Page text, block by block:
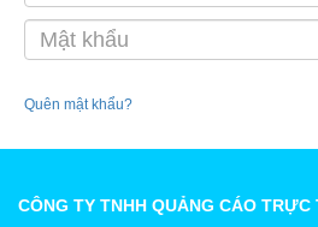
Hàng Tiêu Dùng
Quên mật khẩu?
CÔNG TY TNHH QUẢNG CÁO TRỰC